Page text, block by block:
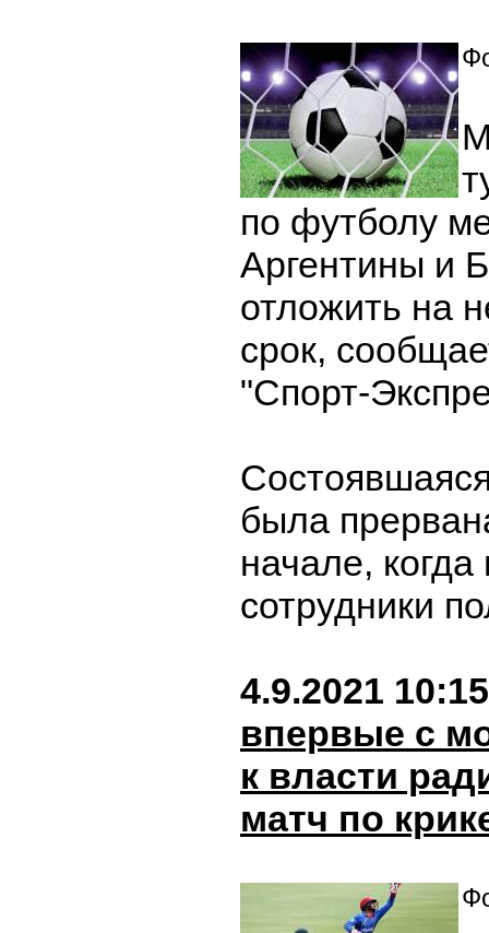
по футболу
Аргентины и
отложить на
срок,
"Спорт-
была
начале,
сотрудники
4.9.2021 10:15
впервые с
к власти
матч по